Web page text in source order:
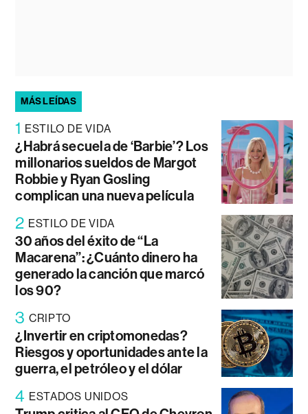
MÁS LEÍDAS
1 ESTILO DE VIDA
¿Habrá secuela de ‘Barbie’? Los
millonarios sueldos de Margot
Robbie y Ryan Gosling
complican una nueva película
2 ESTILO DE VIDA
30 años del éxito de “La
Macarena”: ¿Cuánto dinero ha
generado la canción que marcó
los 90?
3 CRIPTO
¿Invertir en criptomonedas?
Riesgos y oportunidades ante la
guerra, el petróleo y el dólar
4 ESTADOS UNIDOS